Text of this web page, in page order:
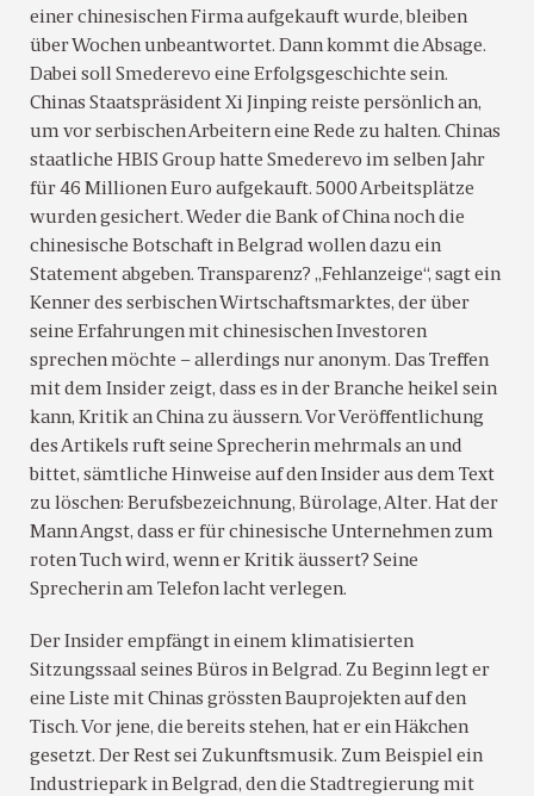
einer chinesischen Firma aufgekauft wurde, bleiben
über Wochen unbeantwortet. Dann kommt die Absage.
Dabei soll Smederevo eine Erfolgsgeschichte sein.
Chinas Staatspräsident Xi Jinping reiste persönlich an,
um vor serbischen Arbeitern eine Rede zu halten. Chinas
staatliche HBIS Group hatte Smederevo im selben Jahr
für 46 Millionen Euro aufgekauft. 5000 Arbeitsplätze
wurden gesichert. Weder die Bank of China noch die
chinesische Botschaft in Belgrad wollen dazu ein
Statement abgeben. Transparenz? „Fehlanzeige“, sagt ein
Kenner des serbischen Wirtschaftsmarktes, der über
seine Erfahrungen mit chinesischen Investoren
sprechen möchte – allerdings nur anonym. Das Treffen
mit dem Insider zeigt, dass es in der Branche heikel sein
kann, Kritik an China zu äussern. Vor Veröffentlichung
des Artikels ruft seine Sprecherin mehrmals an und
bittet, sämtliche Hinweise auf den Insider aus dem Text
zu löschen: Berufsbezeichnung, Bürolage, Alter. Hat der
Mann Angst, dass er für chinesische Unternehmen zum
roten Tuch wird, wenn er Kritik äussert? Seine
Sprecherin am Telefon lacht verlegen.
Der Insider empfängt in einem klimatisierten
Sitzungssaal seines Büros in Belgrad. Zu Beginn legt er
eine Liste mit Chinas grössten Bauprojekten auf den
Tisch. Vor jene, die bereits stehen, hat er ein Häkchen
gesetzt. Der Rest sei Zukunftsmusik. Zum Beispiel ein
Industriepark in Belgrad, den die Stadtregierung mit